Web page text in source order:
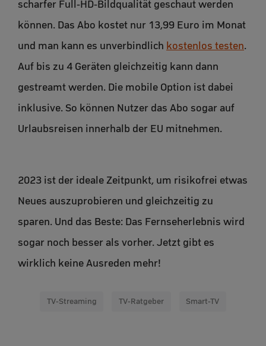
scharfer Full-HD-Bildqualität geschaut werden
können. Das Abo kostet nur 13,99 Euro im Monat
und man kann es unverbindlich kostenlos testen.
Auf bis zu 4 Geräten gleichzeitig kann dann
gestreamt werden. Die mobile Option ist dabei
inklusive. So können Nutzer das Abo sogar auf
Urlaubsreisen innerhalb der EU mitnehmen.
2023 ist der ideale Zeitpunkt, um risikofrei etwas
Neues auszuprobieren und gleichzeitig zu
sparen. Und das Beste: Das Fernseherlebnis wird
sogar noch besser als vorher. Jetzt gibt es
wirklich keine Ausreden mehr!
TV-Streaming TV-Ratgeber Smart-TV